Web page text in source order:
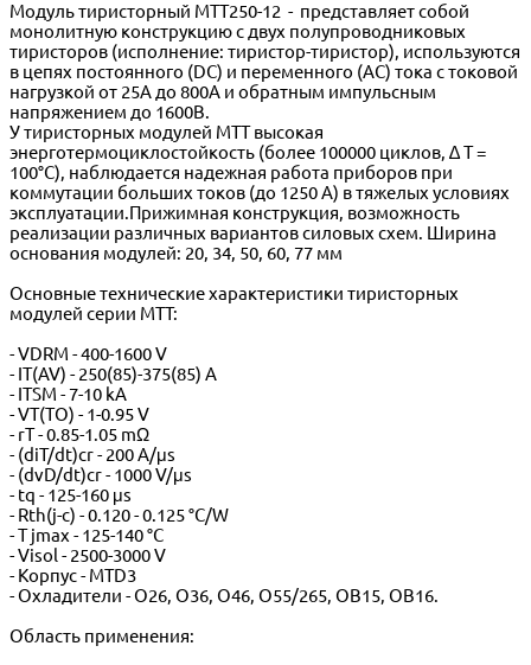
Модуль тиристорный МТТ250-12 - представляет собой
монолитную конструкцию с двух полупроводниковых
тиристоров (исполнение: тиристор-тиристор), используются
в цепях постоянного (DC) и переменного (AC) тока с токовой
нагрузкой от 25А до 800А и обратным импульсным
напряжением до 1600В.
У тиристорных модулей МТТ высокая
энерготермоциклостойкость (более 100000 циклов, ∆ Т =
100°C), наблюдается надежная работа приборов при
коммутации больших токов (до 1250 А) в тяжелых условиях
эксплуатации.Прижимная конструкция, возможность
реализации различных вариантов силовых схем. Ширина
основания модулей: 20, 34, 50, 60, 77 мм
Основные технические характеристики тиристорных
модулей серии МТТ:
- VDRM - 400-1600 V
- IT(AV) - 250(85)-375(85) A
- ITSM - 7-10 kA
- VT(TO) - 1-0.95 V
- rT - 0.85-1.05 mΩ
- (diT/dt)cr - 200 A/μs
- (dvD/dt)cr - 1000 V/μs
- tq - 125-160 μs
- Rth(j-c) - 0.120 - 0.125 °C/W
- T jmax - 125-140 °C
- Visol - 2500-3000 V
- Корпус - MTD3
- Охладители - О26, О36, О46, О55/265, ОВ15, ОВ16.
Область применения: